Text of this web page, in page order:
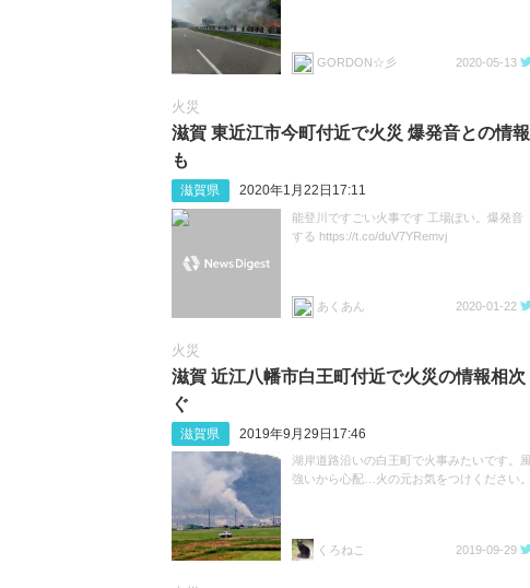
GORDON☆彡 2020-05-13
火災
滋賀 東近江市今町付近で火災 爆発音との情報
も
滋賀県 2020年1月22日17:11
能登川ですごい火事です 工場ぽい。爆発音
する https://t.co/duV7YRemvj
あくあん 2020-01-22
火災
滋賀 近江八幡市白王町付近で火災の情報相次
ぐ
滋賀県 2019年9月29日17:46
湖岸道路沿いの白王町で火事みたいです。風
強いから心配…火の元お気をつけください。
くろねこ 2019-09-29